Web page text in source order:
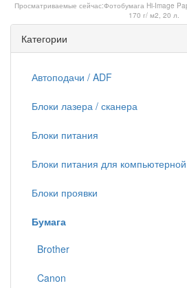
Просматриваемые сейчас:Фотобумага Hi-Image
170 г/ м2, 20 л.
Категории
Автоподачи / ADF
Блоки лазера / сканера
Блоки питания
Блоки питания для
Блоки проявки
Бумага
Brother
Canon